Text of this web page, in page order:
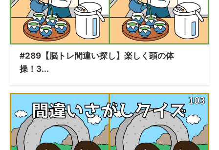
#289【脳トレ間違い探し】楽しく頭の体
操！3...